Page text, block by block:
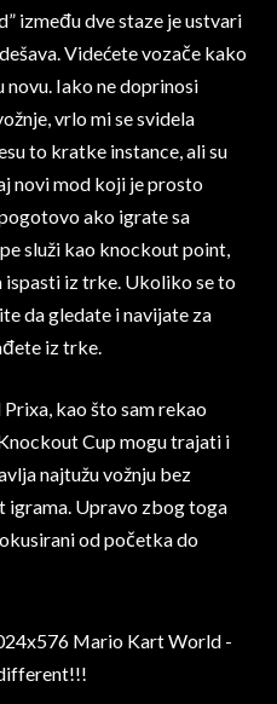
između dve staze je ustvari
Videćete vozače kako
novu. Iako ne doprinosi
vrlo mi se svidela
to kratke instance, ali su
novi mod koji je prosto
ako igrate sa
služi kao knockout point,
ispasti iz trke. Ukoliko se to
da gledate i navijate za
iz trke.
kao što sam rekao
Cup mogu trajati i
najtužu vožnju bez
igrama. Upravo zbog toga
od početka do